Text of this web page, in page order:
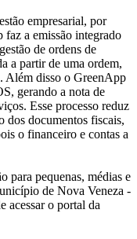
empresarial, por
faz a emissão integrado
de ordens de
a partir de uma ordem,
Além disso o GreenApp
gerando a nota de
Esse processo reduz
dos documentos fiscais,
o financeiro e contas a
para pequenas, médias e
de Nova Veneza -
acessar o portal da